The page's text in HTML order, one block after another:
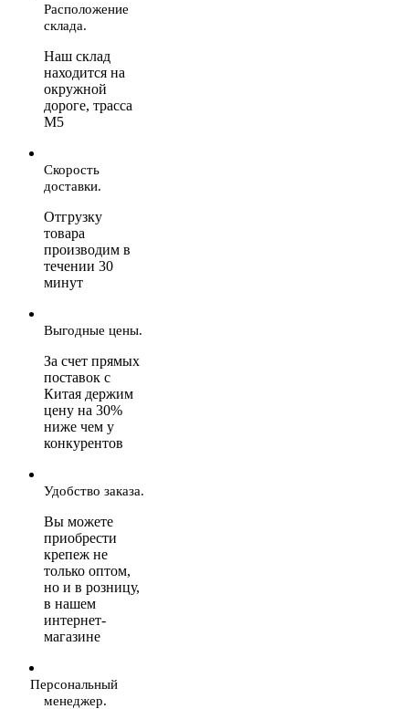
Расположение
склада.
Наш склад
находится на
окружной
дороге, трасса
М5
Скорость
доставки.
Отгрузку
товара
производим в
течении 30
минут
Выгодные цены.
За счет прямых
поставок с
Китая держим
цену на 30%
ниже чем у
конкурентов
Удобство заказа.
Вы можете
приобрести
крепеж не
только оптом,
но и в розницу,
в нашем
интернет-
магазине
Персональный
менеджер.